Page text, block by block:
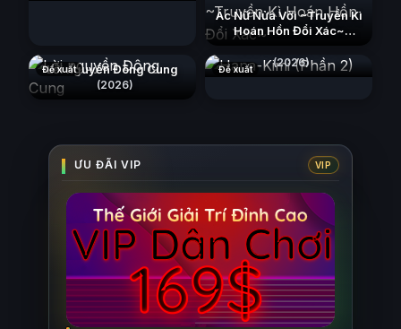
Ác Nữ Nửa Vời ~Truyền Kì
Hoán Hồn Đổi Xác~
Đề xuất
Lời nguyền Đông Cung
(2026)
Đề xuất (2026)